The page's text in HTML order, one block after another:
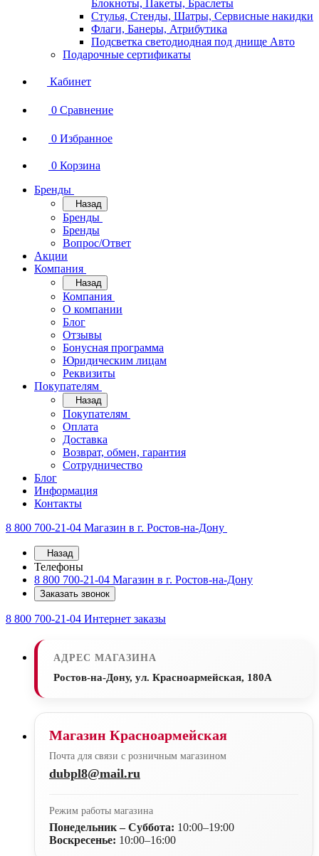
Блокноты, Пакеты, Браслеты
Стулья, Стенды, Шатры, Сервисные накидки
Флаги, Банеры, Атрибутика
Подсветка светодиодная под днище Авто
Подарочные сертификаты
Кабинет
0 Сравнение
0 Избранное
0 Корзина
Бренды
Назад
Бренды
Бренды
Вопрос/Ответ
Акции
Компания
Назад
Компания
О компании
Блог
Отзывы
Бонусная программа
Юридическим лицам
Реквизиты
Покупателям
Назад
Покупателям
Оплата
Доставка
Возврат, обмен, гарантия
Сотрудничество
Блог
Информация
Контакты
8 800 700-21-04 Магазин в г. Ростов-на-Дону
Назад
Телефоны
8 800 700-21-04 Магазин в г. Ростов-на-Дону
Заказать звонок
8 800 700-21-04 Интернет заказы
АДРЕС МАГАЗИНА
Ростов-на-Дону, ул. Красноармейская, 180А
Магазин Красноармейская
Почта для связи с розничным магазином
dubpl8@mail.ru
Режим работы магазина
Понедельник – Суббота: 10:00–19:00
Воскресенье: 10:00–16:00